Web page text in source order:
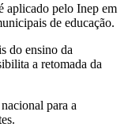
aplicado pelo Inep em
de educação.
do ensino da
a retomada da
para a